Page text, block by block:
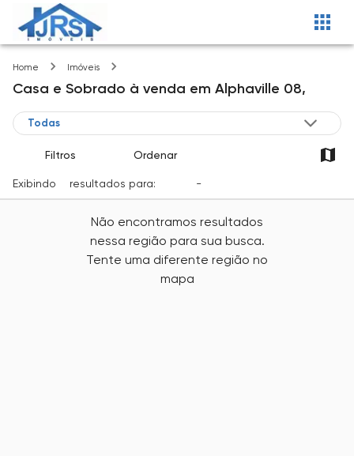
Home Imóveis
Casa e Sobrado à venda em Alphaville 08,
Filtros Ordenar
Exibindo resultados para: -
Não encontramos resultados
nessa região para sua busca.
Tente uma diferente região no
mapa